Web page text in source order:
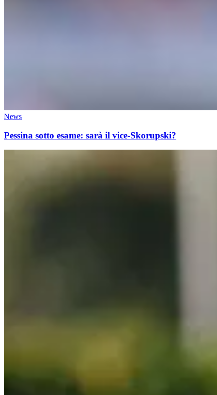
News
Pessina sotto esame: sarà il vice-Skorupski?